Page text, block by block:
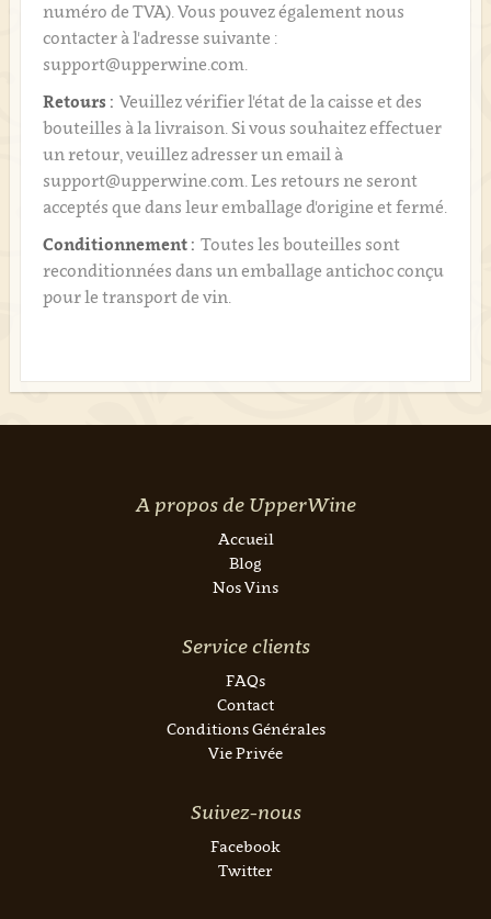
numéro de TVA). Vous pouvez également nous
contacter à l'adresse suivante :
support@upperwine.com.
Retours : Veuillez vérifier l'état de la caisse et des
bouteilles à la livraison. Si vous souhaitez effectuer
un retour, veuillez adresser un email à
support@upperwine.com. Les retours ne seront
acceptés que dans leur emballage d'origine et fermé.
Conditionnement : Toutes les bouteilles sont
reconditionnées dans un emballage antichoc conçu
pour le transport de vin.
A propos de UpperWine
Accueil
Blog
Nos Vins
Service clients
FAQs
Contact
Conditions Générales
Vie Privée
Suivez-nous
Facebook
Twitter